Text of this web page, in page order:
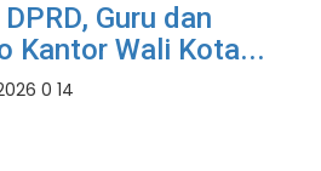
Guru dan
Kantor Wali Kota...
0 14